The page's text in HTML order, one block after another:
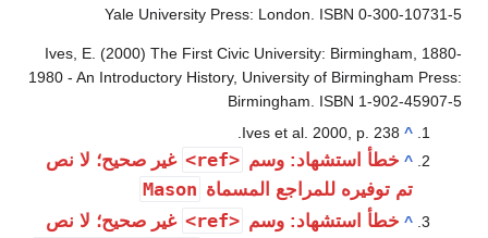
Yale University Press: London. ISBN 0-300-10731-5
Ives, E. (2000) The First Civic University: Birmingham, 1880-
1980 - An Introductory History, University of Birmingham Press:
Birmingham. ISBN 1-902-45907-5
^
Ives et al. 2000, p. 238.
^ خطأ استشهاد: وسم <ref>
غير صحيح؛ لا نص
تم توفيره للمراجع المسماة Mason
^ خطأ استشهاد: وسم <ref>
غير صحيح؛ لا نص